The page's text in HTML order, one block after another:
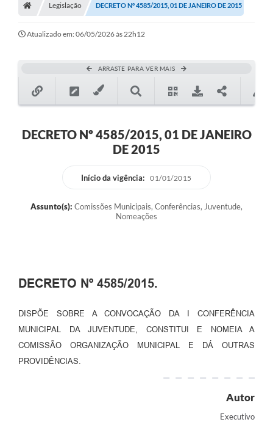
Legislação DECRETO Nº 4585/2015, 01 DE JANEIRO DE 2015
Atualizado em: 06/05/2026 às 22h12
ARRASTE PARA VER MAIS
DECRETO Nº 4585/2015, 01 DE JANEIRO
DE 2015
Início da vigência: 01/01/2015
Assunto(s): Comissões Municipais, Conferências, Juventude,
Nomeações
DECRETO Nº 4585/2015.
DISPÕE SOBRE A CONVOCAÇÃO DA I CONFERÊNCIA
MUNICIPAL DA JUVENTUDE, CONSTITUI E NOMEIA A
COMISSÃO ORGANIZAÇÃO MUNICIPAL E DÁ OUTRAS
PROVIDÊNCIAS.
Autor
Executivo